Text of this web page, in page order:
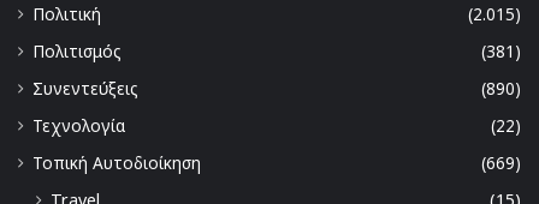
Πολιτική
(2.015)
Πολιτισμός
(381)
Συνεντεύξεις
(890)
Τεχνολογία
(22)
Τοπική Αυτοδιοίκηση
(669)